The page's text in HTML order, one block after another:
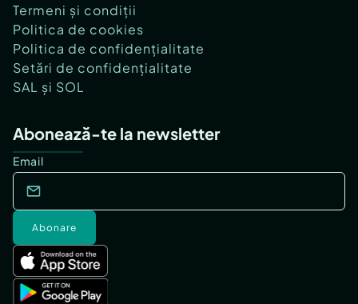
Termeni și condiții
Politica de cookies
Politica de confidențialitate
Setări de confidențialitate
SAL și SOL
Abonează-te la newsletter
Email
Abonare